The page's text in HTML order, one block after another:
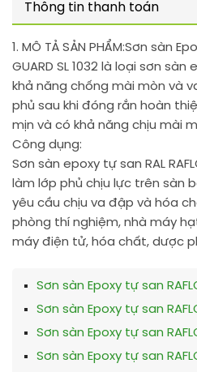
Thông tin thanh toán
1. MÔ TẢ SẢN PHẨM:Sơn sàn
GUARD SL 1032 là loại sơn
khả năng chống mài mòn và
phủ sau khi đóng rắn hoàn
mịn và có khả năng chịu mài
Công dụng:
Sơn sàn epoxy tự san RAL
làm lớp phủ chịu lực trên sàn
yêu cầu chịu va đập và hóa
phòng thí nghiệm, nhà máy
máy điện tử, hóa chất, dược
Sơn sàn Epoxy tự san
Sơn sàn Epoxy tự san
Sơn sàn Epoxy tự san
Sơn sàn Epoxy tự san